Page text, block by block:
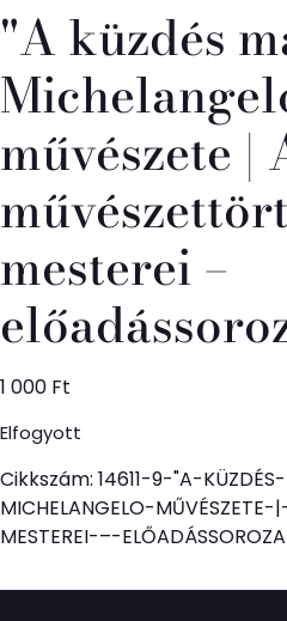
"A küzdés
művészete |
mesterei –
1 000 Ft
Elfogyott
Cikkszám: 14611-9-"A-
MICHELANGELO-
MESTEREI-–-